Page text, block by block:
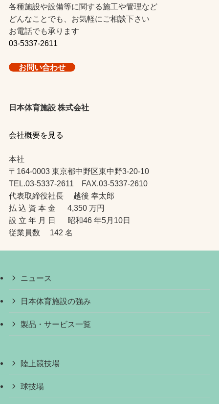
各種施設や設備等に関する施工や管理など
どんなことでも、お気軽にご相談下さい
お電話でも承ります
03-5337-2611
お問い合わせ
日本体育施設 株式会社
会社概要を見る
本社
〒164-0003 東京都中野区東中野3-20-10
TEL.03-5337-2611 FAX.03-5337-2610
代表取締役社長 越後 幸太郎
払 込 資 本 金 4,350 万円
設 立 年 月 日 昭和46 年5月10日
従業員数 142 名
ニュース
日本体育施設の強み
製品・サービス一覧
陸上競技場
球技場